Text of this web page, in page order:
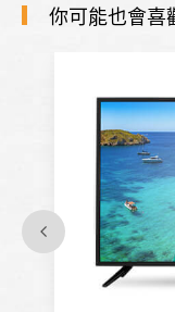
你可能也會喜